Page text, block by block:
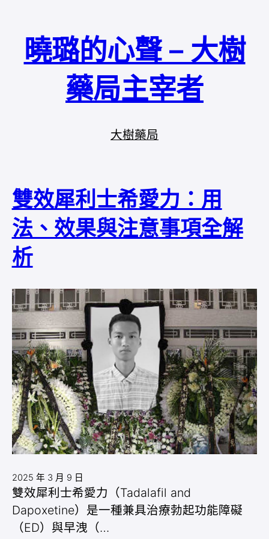
曉璐的心聲 – 大樹
藥局主宰者
大樹藥局
雙效犀利士希愛力：用
法、效果與注意事項全解
析
2025 年 3 月 9 日
雙效犀利士希愛力（Tadalafil and
Dapoxetine）是一種兼具治療勃起功能障礙
（ED）與早洩（…